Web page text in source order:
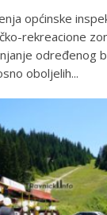
općinske
rekreacione
određenog
oboljelih...